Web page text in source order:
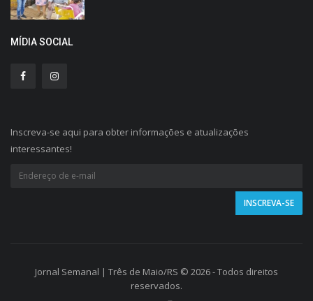
MÍDIA SOCIAL
Inscreva-se aqui para obter informações e atualizações
interessantes!
Jornal Semanal | Três de Maio/RS © 2026 - Todos direitos
reservados.